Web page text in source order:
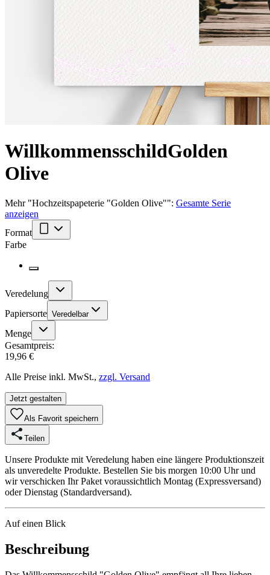
WillkommensschildGolden
Olive
Mehr"Hochzeitspapeterie "Golden Olive"": Gesamte Serie
anzeigen
Format
Farbe
Veredelung
Papiersorte Veredelbar
Menge
Gesamtpreis:
19,96 €
Alle Preise inkl. MwSt., zzgl. Versand
Jetzt gestalten
Als Favorit speichern
Teilen
Unsere Produkte mit Veredelung haben eine längere Produktionszeit
als unveredelte Produkte. Bestellen Sie bis morgen 10:00 Uhr und
wir verschicken Ihr Paket voraussichtlich Montag (Expressversand)
oder Dienstag (Standardversand).
Auf einen Blick
Beschreibung